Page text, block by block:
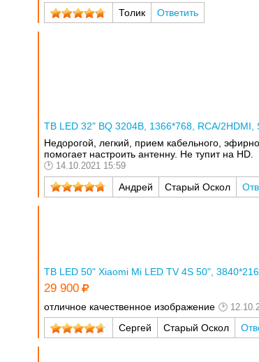
Толик Ответить
ТВ LED 32" BQ 3204B, 1366*768, RCA/2HDMI,
Недорогой, легкий, прием кабельного,
помогает настроить антенну. Не тупит на HD.
14.10.2021 15:59
Андрей Старый Оскол
ТВ LED 50" Xiaomi Mi LED TV 4S 50",
29 900
отличное качественное изображение
Сергей Старый Оскол